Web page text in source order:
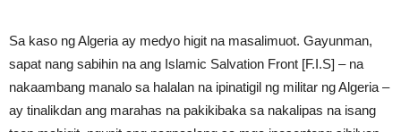
Sa kaso ng Algeria ay medyo higit na masalimuot. Gayunman,
sapat nang sabihin na ang Islamic Salvation Front [F.I.S] – na
nakaambang manalo sa halalan na ipinatigil ng militar ng Algeria –
ay tinalikdan ang marahas na pakikibaka sa nakalipas na isang